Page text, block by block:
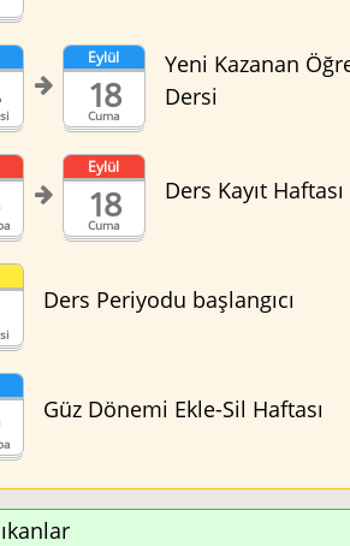
Cuma
Eylül
18
Yeni Kazanan
Dersi
Cuma
Eylül
18 Ders Kayıt Haftası
Ders Periyodu başlangıcı
Güz Dönemi Ekle-Sil Haftası